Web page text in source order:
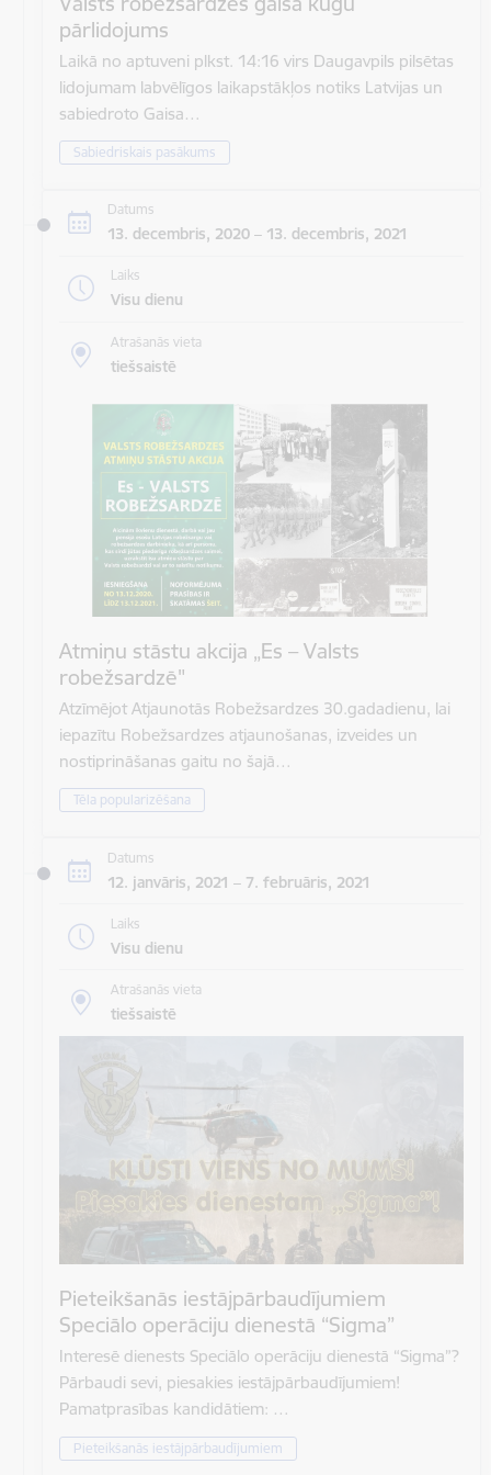
pārlidojums
Laikā no aptuveni plkst. 14:16 virs Daugavpils pilsētas
lidojumam labvēlīgos laikapstākļos notiks Latvijas un
sabiedroto Gaisa…
Sabiedriskais pasākums
Datums
13. decembris, 2020 – 13. decembris, 2021
Laiks
Visu dienu
Atrašanās vieta
tiešsaistē
Atmiņu stāstu akcija „Es – Valsts
robežsardzē"
Atzīmējot Atjaunotās Robežsardzes 30.gadadienu, lai
iepazītu Robežsardzes atjaunošanas, izveides un
nostiprināšanas gaitu no šajā…
Tēla popularizēšana
Datums
12. janvāris, 2021 – 7. februāris, 2021
Laiks
Visu dienu
Atrašanās vieta
tiešsaistē
Pieteikšanās iestājpārbaudījumiem
Speciālo operāciju dienestā “Sigma”
Interesē dienests Speciālo operāciju dienestā “Sigma”?
Pārbaudi sevi, piesakies iestājpārbaudījumiem!
Pamatprasības kandidātiem: …
Pieteikšanās iestājpārbaudījumiem